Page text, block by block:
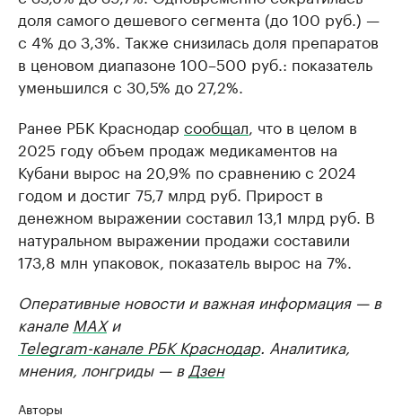
доля самого дешевого сегмента (до 100 руб.) —
с 4% до 3,3%. Также снизилась доля препаратов
в ценовом диапазоне 100–500 руб.: показатель
уменьшился с 30,5% до 27,2%.
Ранее РБК Краснодар сообщал , что в целом в
2025 году объем продаж медикаментов на
Кубани вырос на 20,9% по сравнению с 2024
годом и достиг 75,7 млрд руб. Прирост в
денежном выражении составил 13,1 млрд руб. В
натуральном выражении продажи составили
173,8 млн упаковок, показатель вырос на 7%.
Оперативные новости и важная информация — в
канале MAXи
Telegram-канале РБК Краснодар. Аналитика,
мнения, лонгриды — в Дзен
Авторы